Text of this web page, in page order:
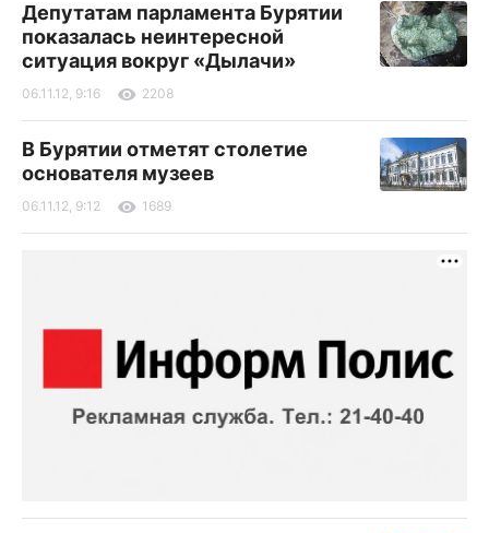
Депутатам парламента Бурятии
показалась неинтересной
ситуация вокруг «Дылачи»
06.11.12, 9:16 2208
В Бурятии отметят столетие
основателя музеев
06.11.12, 9:12 1689